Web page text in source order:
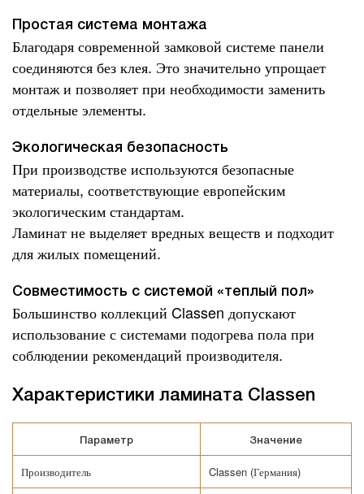
Простая система монтажа
Благодаря современной замковой системе панели
соединяются без клея. Это значительно упрощает
монтаж и позволяет при необходимости заменить
отдельные элементы.
Экологическая безопасность
При производстве используются безопасные
материалы, соответствующие европейским
экологическим стандартам.
Ламинат не выделяет вредных веществ и подходит
для жилых помещений.
Совместимость с системой «теплый пол»
Большинство коллекций Classen допускают
использование с системами подогрева пола при
соблюдении рекомендаций производителя.
Характеристики ламината Classen
Параметр Значение
Производитель Classen (Германия)